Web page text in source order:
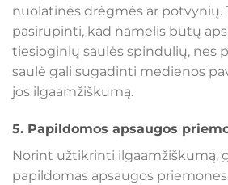
nuolatinės drėgmės ar potvynių.
pasirūpinti, kad namelis būtų
tiesioginių saulės spindulių, nes
saulė gali sugadinti medienos
jos ilgaamžiškumą.
5. Papildomos apsaugos
Norint užtikrinti ilgaamžiškumą,
papildomas apsaugos